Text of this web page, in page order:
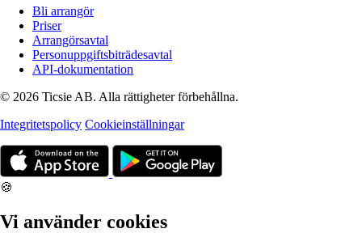
Bli arrangör
Priser
Arrangörsavtal
Personuppgiftsbiträdesavtal
API-dokumentation
© 2026 Ticsie AB. Alla rättigheter förbehållna.
Integritetspolicy Cookieinställningar
🍪
Vi använder cookies